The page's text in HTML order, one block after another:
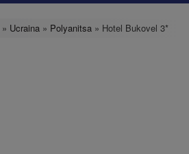
» Ucraina » Polyanitsa » Hotel Bukovel 3*